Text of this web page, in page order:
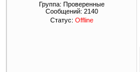
Группа: Проверенные
Сообщений: 2140
Статус: Offline